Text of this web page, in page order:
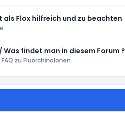
als Flox hilfreich und zu beachten
findet man in diesem Forum ?
zu Fluorchinolonen